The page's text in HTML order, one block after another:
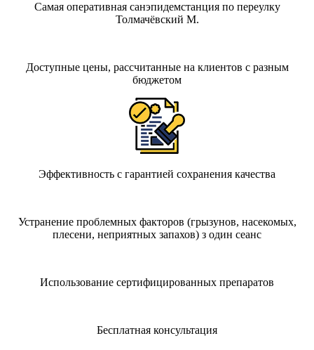
Самая оперативная санэпидемстанция по переулку
Толмачёвский М.
Доступные цены, рассчитанные на клиентов с разным
бюджетом
Эффективность с гарантией сохранения качества
Устранение проблемных факторов (грызунов, насекомых,
плесени, неприятных запахов) з один сеанс
Использование сертифицированных препаратов
Бесплатная консультация